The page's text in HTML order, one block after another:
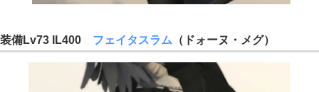
装備Lv73 IL400 フェイタスラム （ドォーヌ・メグ）